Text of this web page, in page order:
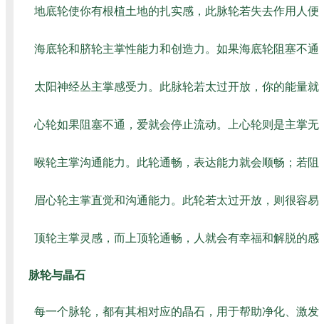
地底轮使你有根植土地的扎实感，此脉轮若失去作用人
海底轮和脐轮主掌性能力和创造力。如果海底轮阻塞不
太阳神经丛主掌感受力。此脉轮若太过开放，你的能量
心轮如果阻塞不通，爱就会停止流动。上心轮则是主掌
喉轮主掌沟通能力。此轮通畅，表达能力就会顺畅；若
眉心轮主掌直觉和沟通能力。此轮若太过开放，则很容
顶轮主掌灵感，而上顶轮通畅，人就会有幸福和解脱的
脉轮与晶石
每一个脉轮，都有其相对应的晶石，用于帮助净化、激